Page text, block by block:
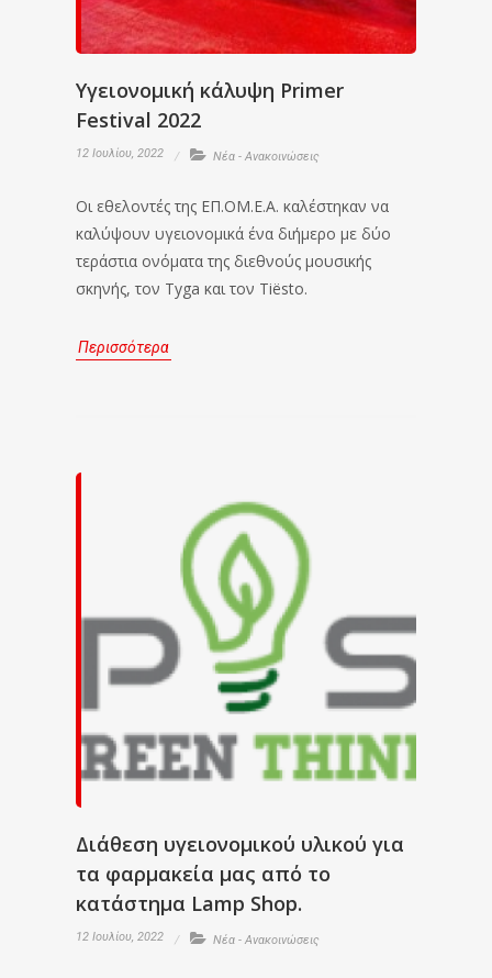
Υγειονομική κάλυψη Primer
Festival 2022
12 Ιουλίου, 2022 Νέα - Ανακοινώσεις
Οι εθελοντές της ΕΠ.ΟΜ.Ε.Α. καλέστηκαν να
καλύψουν υγειονομικά ένα διήμερο με δύο
τεράστια ονόματα της διεθνούς μουσικής
σκηνής, τον Tyga και τον Tiësto.
Περισσότερα
Διάθεση υγειονομικού υλικού για
τα φαρμακεία μας από το
κατάστημα Lamp Shop.
12 Ιουλίου, 2022 Νέα - Ανακοινώσεις